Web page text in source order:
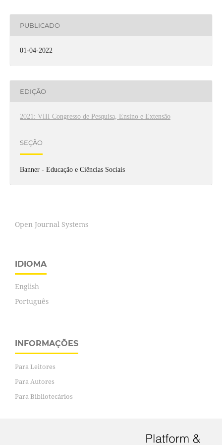
PUBLICADO
01-04-2022
EDIÇÃO
2021: VIII Congresso de Pesquisa, Ensino e Extensão
SEÇÃO
Banner - Educação e Ciências Sociais
Open Journal Systems
IDIOMA
English
Português
INFORMAÇÕES
Para Leitores
Para Autores
Para Bibliotecários